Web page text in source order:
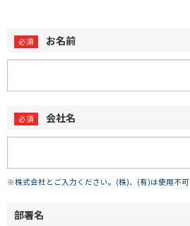
お名前
会社名
※株式会社とご入力ください。(株)、(有)は使用不可
部署名